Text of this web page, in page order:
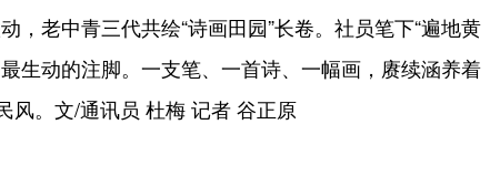
，老中青三代共绘“诗画田园”长卷。社员笔下“遍地黄
生动的注脚。一支笔、一首诗、一幅画，赓续涵养着
风。文/通讯员 杜梅 记者 谷正原